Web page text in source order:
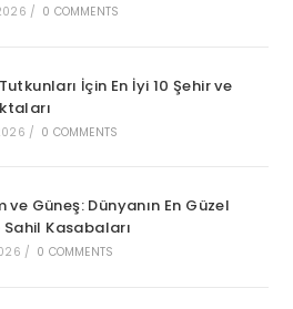
/ 0 COMMENTS
İçin En İyi 10 Şehir ve
/ 0 COMMENTS
ve Güneş: Dünyanın En Güzel
Sahil Kasabaları
/ 0 COMMENTS